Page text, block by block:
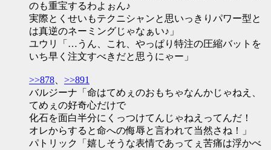
のも重宝するわよぉん♪
実際とくせいもテクニシャンと思いっきりパワー型と
は真逆のネーミングじゃなぁい♪」
ユウリ「…うん、これ、やっぱり特注の圧縮バットを
いち早く注文すべきだと思うにゃー」
>>878
>>891
バルジーナ「命はてめぇのおもちゃなんかじゃねえ、
てめぇの好奇心だけで
化石を面白半分にくっつけてんじゃねえってんだ！
オレからすると命への侮辱と言われて当然さね！」
パトリック「嬉しそうな表情であってぇ苦痛は浮かべ